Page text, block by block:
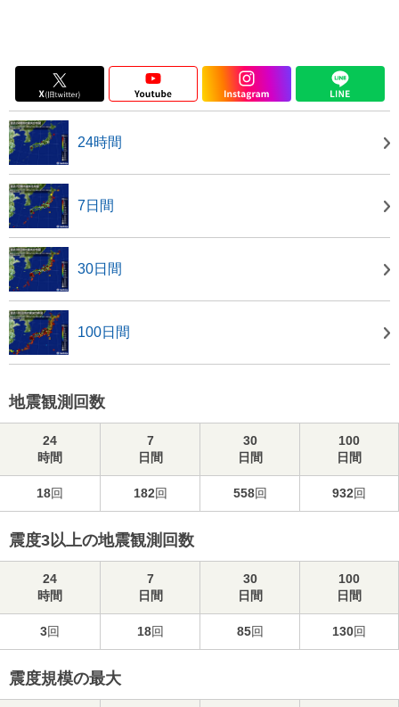
24時間
7日間
30日間
100日間
地震観測回数
24
時間
7
日間
30
日間
100
日間
18回 182回 558回 932回
震度3以上の地震観測回数
24
時間
7
日間
30
日間
100
日間
3回 18回 85回 130回
震度規模の最大